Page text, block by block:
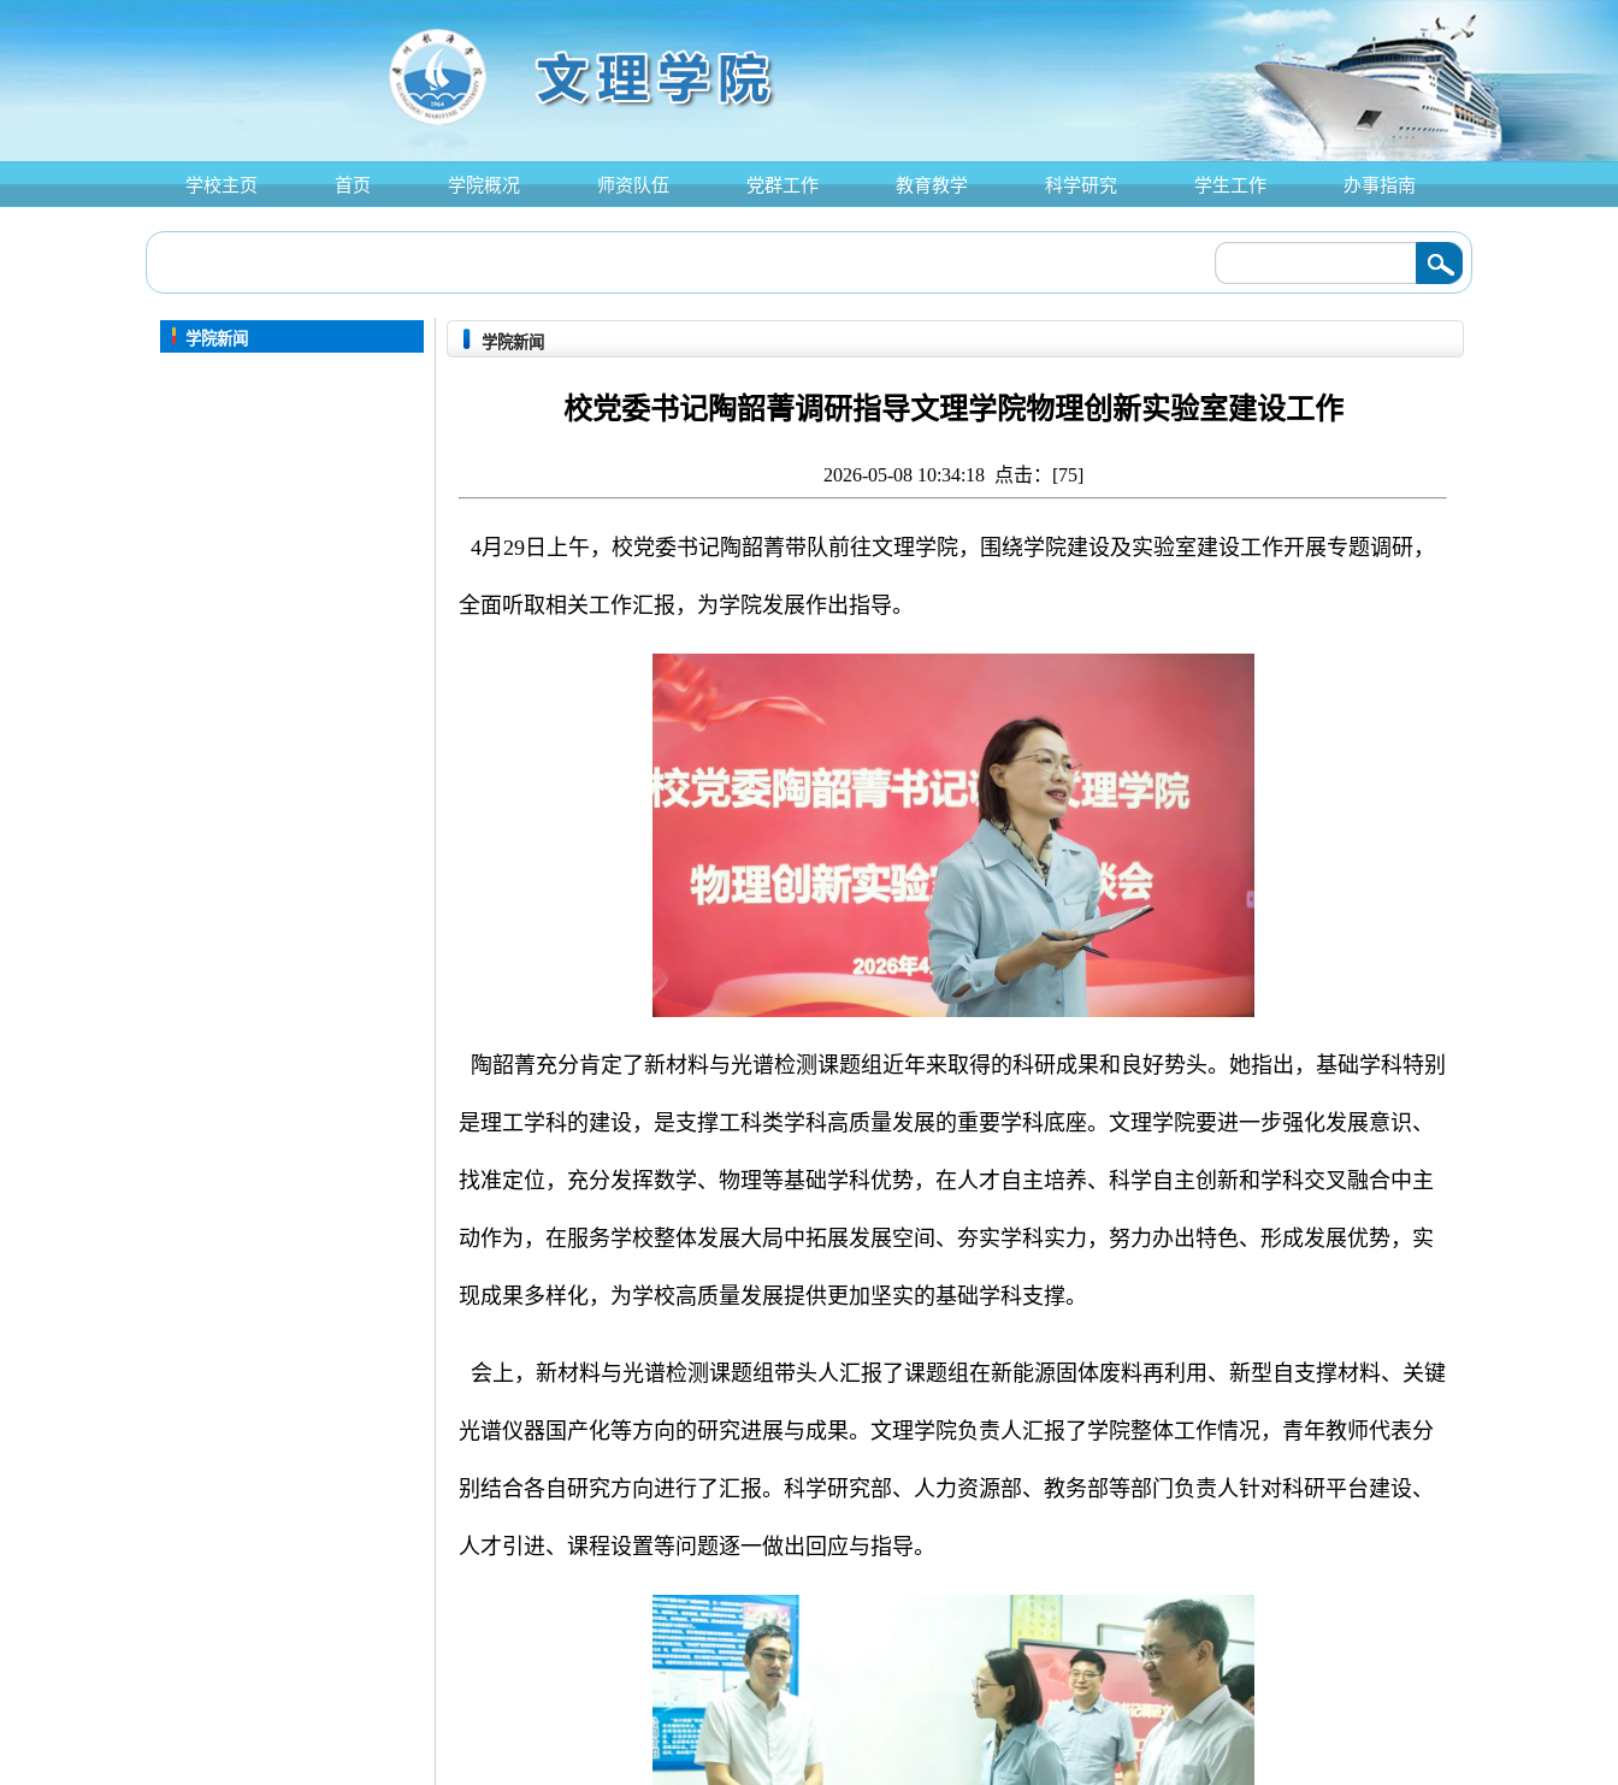
学校主页 首页 学院概况 师资队伍 党群工作 教育教学 科学研究 学生工作 办事指南
学院新闻 学院新闻
校党委书记陶韶菁调研指导文理学院物理创新实验室建设工作
2026-05-08 10:34:18 点击：[75]
4月29日上午，校党委书记陶韶菁带队前往文理学院，围绕学院建设及实验室建设工作开展专题调研，
全面听取相关工作汇报，为学院发展作出指导。
陶韶菁充分肯定了新材料与光谱检测课题组近年来取得的科研成果和良好势头。她指出，基础学科特别
是理工学科的建设，是支撑工科类学科高质量发展的重要学科底座。文理学院要进一步强化发展意识、
找准定位，充分发挥数学、物理等基础学科优势，在人才自主培养、科学自主创新和学科交叉融合中主
动作为，在服务学校整体发展大局中拓展发展空间、夯实学科实力，努力办出特色、形成发展优势，实
现成果多样化，为学校高质量发展提供更加坚实的基础学科支撑。
会上，新材料与光谱检测课题组带头人汇报了课题组在新能源固体废料再利用、新型自支撑材料、关键
光谱仪器国产化等方向的研究进展与成果。文理学院负责人汇报了学院整体工作情况，青年教师代表分
别结合各自研究方向进行了汇报。科学研究部、人力资源部、教务部等部门负责人针对科研平台建设、
人才引进、课程设置等问题逐一做出回应与指导。